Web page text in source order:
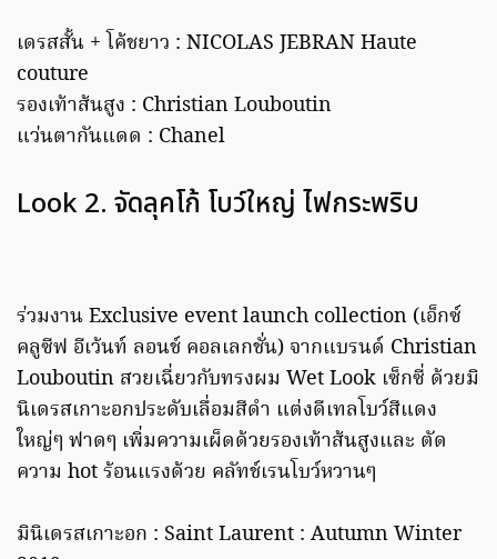
เดรสสั้น + โค้ชยาว : NICOLAS JEBRAN Haute
couture
รองเท้าส้นสูง : Christian Louboutin
แว่นตากันแดด : Chanel
Look 2. จัดลุคโก้ โบว์ใหญ่ ไฟกระพริบ
ร่วมงาน Exclusive event launch collection (เอ็กซ์
คลูซีฟ อีเว้นท์ ลอนช์ คอลเลกชั่น) จากแบรนด์ Christian
Louboutin สวยเฉี่ยวกับทรงผม Wet Look เซ็กซี่ ด้วยมิ
นิเดรสเกาะอกประดับเลื่อมสีดำ แต่งดีเทลโบว์สีแดง
ใหญ่ๆ ฟาดๆ เพิ่มความเผ็ดด้วยรองเท้าส้นสูงและ ตัด
ความ hot ร้อนแรงด้วย คลัทช์เรนโบว์หวานๆ
มินิเดรสเกาะอก : Saint Laurent : Autumn Winter